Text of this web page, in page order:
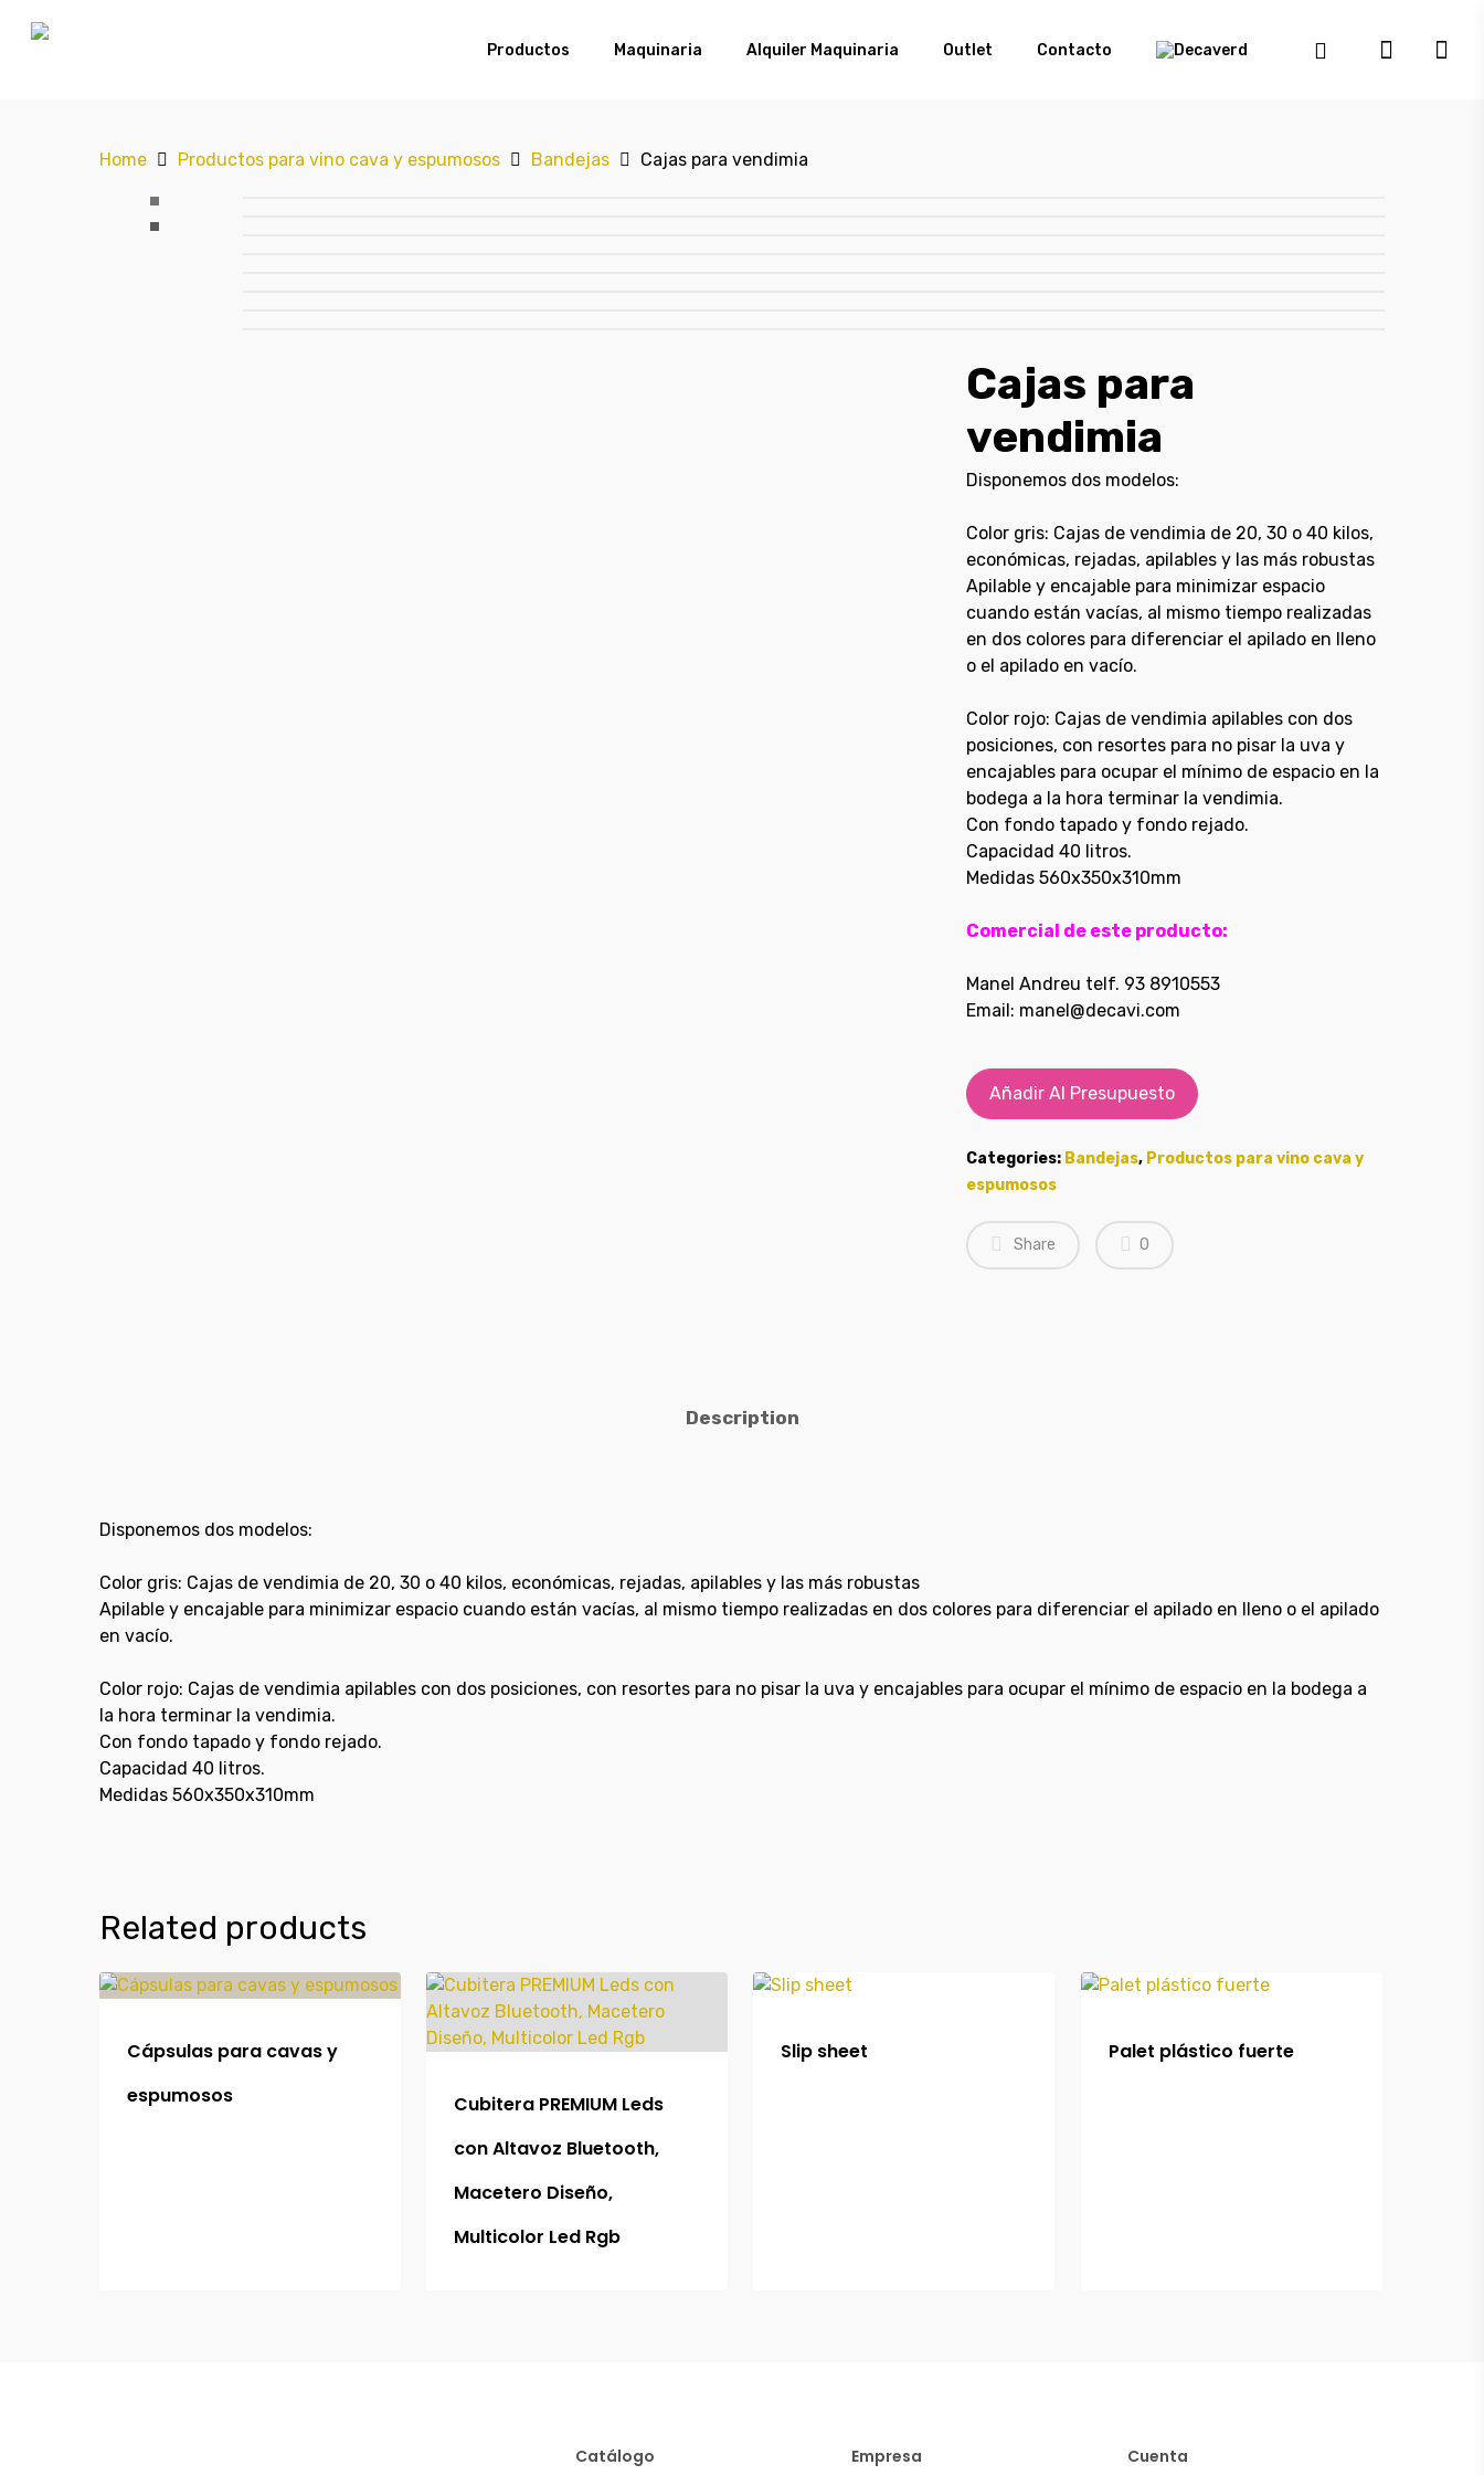
Productos Maquinaria Alquiler Maquinaria Outlet Contacto
Home Productos para vino cava y espumosos Bandejas Cajas para vendimia
Cajas para
vendimia
Disponemos dos modelos:
Color gris: Cajas de vendimia de 20, 30 o 40 kilos,
económicas, rejadas, apilables y las más robustas
Apilable y encajable para minimizar espacio
cuando están vacías, al mismo tiempo realizadas
en dos colores para diferenciar el apilado en lleno
o el apilado en vacío.
Color rojo: Cajas de vendimia apilables con dos
posiciones, con resortes para no pisar la uva y
encajables para ocupar el mínimo de espacio en la
bodega a la hora terminar la vendimia.
Con fondo tapado y fondo rejado.
Capacidad 40 litros.
Medidas 560x350x310mm
Comercial de este producto:
Manel Andreu telf. 93 8910553
Email: manel@decavi.com
Añadir Al Presupuesto
Categories: Bandejas, Productos para vino cava y
espumosos
Share 0
Description
Disponemos dos modelos:
Color gris: Cajas de vendimia de 20, 30 o 40 kilos, económicas, rejadas, apilables y las más robustas
Apilable y encajable para minimizar espacio cuando están vacías, al mismo tiempo realizadas en dos colores para diferenciar el apilado en lleno o el apilado
en vacío.
Color rojo: Cajas de vendimia apilables con dos posiciones, con resortes para no pisar la uva y encajables para ocupar el mínimo de espacio en la bodega a
la hora terminar la vendimia.
Con fondo tapado y fondo rejado.
Capacidad 40 litros.
Medidas 560x350x310mm
Related products
Cápsulas para cavas y
espumosos
Cubitera PREMIUM Leds
con Altavoz Bluetooth,
Macetero Diseño,
Multicolor Led Rgb
Slip sheet Palet plástico fuerte
Catálogo Empresa Cuenta